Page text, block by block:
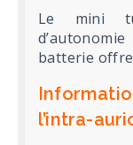
Le mini
batterie offre
l’intra-